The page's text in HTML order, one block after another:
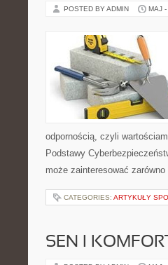
POSTED BY ADMIN MAJ
odpornością, czyli
Podstawy
może zainteresować
CATEGORIES: ARTYKUŁY
SEN I KOMFORT